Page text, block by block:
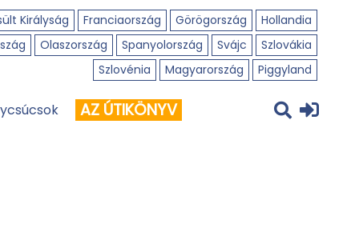
Királyság Franciaország Görögország
Hollandia
Olaszország Spanyolország Svájc
Szlovákia
Szlovénia
Magyarország Piggyland
AZ ÚTIKÖNYV